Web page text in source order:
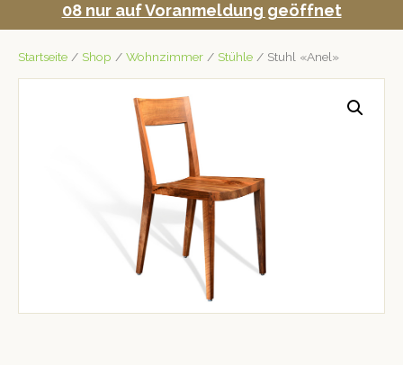
i
n
08 nur auf Voran­mel­dung geöffnet
Startseite / Shop / Wohnzimmer / Stühle / Stuhl «Anel»